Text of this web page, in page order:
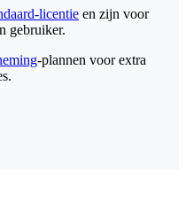
licentie en zijn voor
gebruiker.
-plannen voor extra